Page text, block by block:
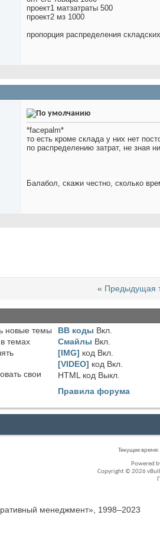
проект1 матзатраты 500
проект2 мз 1000
пропорция распределения
*facepalm*
то есть кроме склада у них нет
по распределению затрат, не зная
Балабол, скажи честно, сколько
« Предыдущая
новые темы
темах
свои
BB коды Вкл.
Смайлы Вкл.
[IMG] код Вкл.
[VIDEO] код Вкл.
HTML код Выкл.
Правила форума
Текущее время:
Powered
Copyright © 2026
менеджмент», 1998–2023